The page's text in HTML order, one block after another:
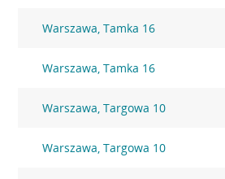
Warszawa, Tamka 16
Warszawa, Tamka 16
Warszawa, Targowa 10
Warszawa, Targowa 10